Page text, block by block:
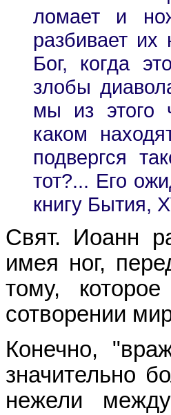
ломает и
разбивает
Бог, когда
злобы
мы из этого
каком
подвергся
тот?... Его
книгу Бытия,
Свят. Иоанн
имея ног,
тому,
сотворении
Конечно,
значительно
нежели